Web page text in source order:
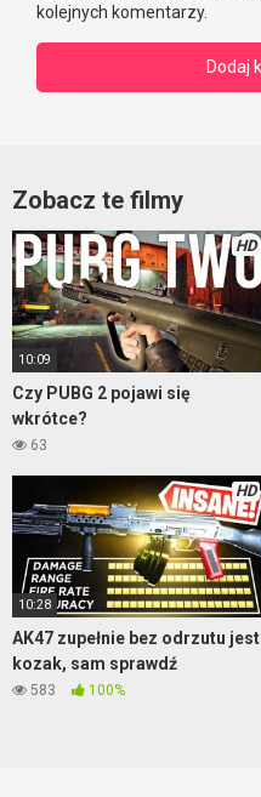
kolejnych komentarzy.
Zobacz te filmy
HD
10:09
Czy PUBG 2 pojawi się
wkrótce?
63
HD
10:28
AK47 zupełnie bez odrzutu jest
kozak, sam sprawdź
583 100%